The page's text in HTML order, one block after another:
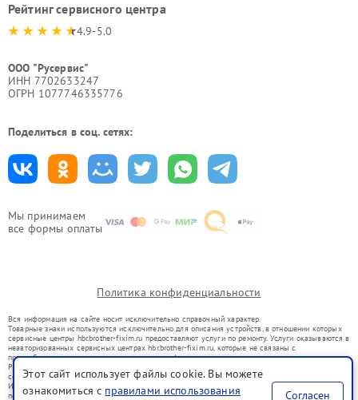
Мы принимаем
все формы оплаты
Рейтинг сервисного центра
4.9-5.0
ООО "Русервис"
ИНН 7702633247
ОГРН 1077746335776
Поделиться в соц. сетях:
Политика конфиденциальности
Вся информация на сайте носит исключительно справочный характер.
Товарные знаки используются исключительно для описания устройств, в отношении которых
сервисные центры hbr.brother-fixim.ru предоставляют услуги по ремонту. Услуги оказываются в
неавторизованных сервисных центрах hbr.brother-fixim.ru, которые не связаны с
правообладателями товарных знаков или их официальными представителями.
Ремонт осуществляется для устройств, уже введенных в гражданский оборот в соответствии
со статьей 1487 ГК РФ.
Использование товарных знаков не преследует цели индивидуализации услуг или введения
потребителей в заблуждение, а служит для информирования о предоставляемых услугах по
Этот сайт использует файлы cookie. Вы можете
ознакомиться с правилами использования Согласен